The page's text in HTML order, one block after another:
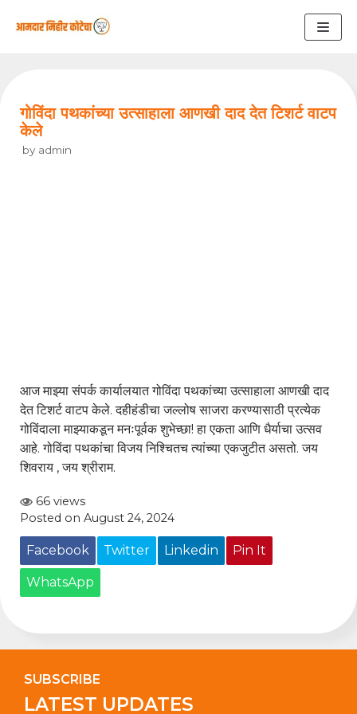
गोविंदा पथकांच्या उत्साहाला आणखी दाद देत टिशर्ट वाटप
केले
by admin
आज माझ्या संपर्क कार्यालयात गोविंदा पथकांच्या उत्साहाला आणखी दाद
देत टिशर्ट वाटप केले. दहीहंडीचा जल्लोष साजरा करण्यासाठी प्रत्येक
गोविंदाला माझ्याकडून मनःपूर्वक शुभेच्छा! हा एकता आणि धैर्याचा उत्सव
आहे. गोविंदा पथकांचा विजय निश्चितच त्यांच्या एकजुटीत असतो. जय
शिवराय , जय श्रीराम.
66 views
Posted on August 24, 2024
Facebook Twitter Linkedin Pin It
WhatsApp
SUBSCRIBE
LATEST UPDATES